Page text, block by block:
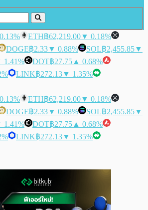
ETH฿62,219.00▼ 0.18%
DOGE฿2.33▼ 0.88% SOL฿2,455.85▼
1.41% DOT฿27.75 ▲ 0.68%
LINK฿272.13▼ 1.35%
ETH฿62,219.00▼ 0.18%
DOGE฿2.33▼ 0.88% SOL฿2,455.85▼
1.41% DOT฿27.75 ▲ 0.68%
LINK฿272.13▼ 1.35%